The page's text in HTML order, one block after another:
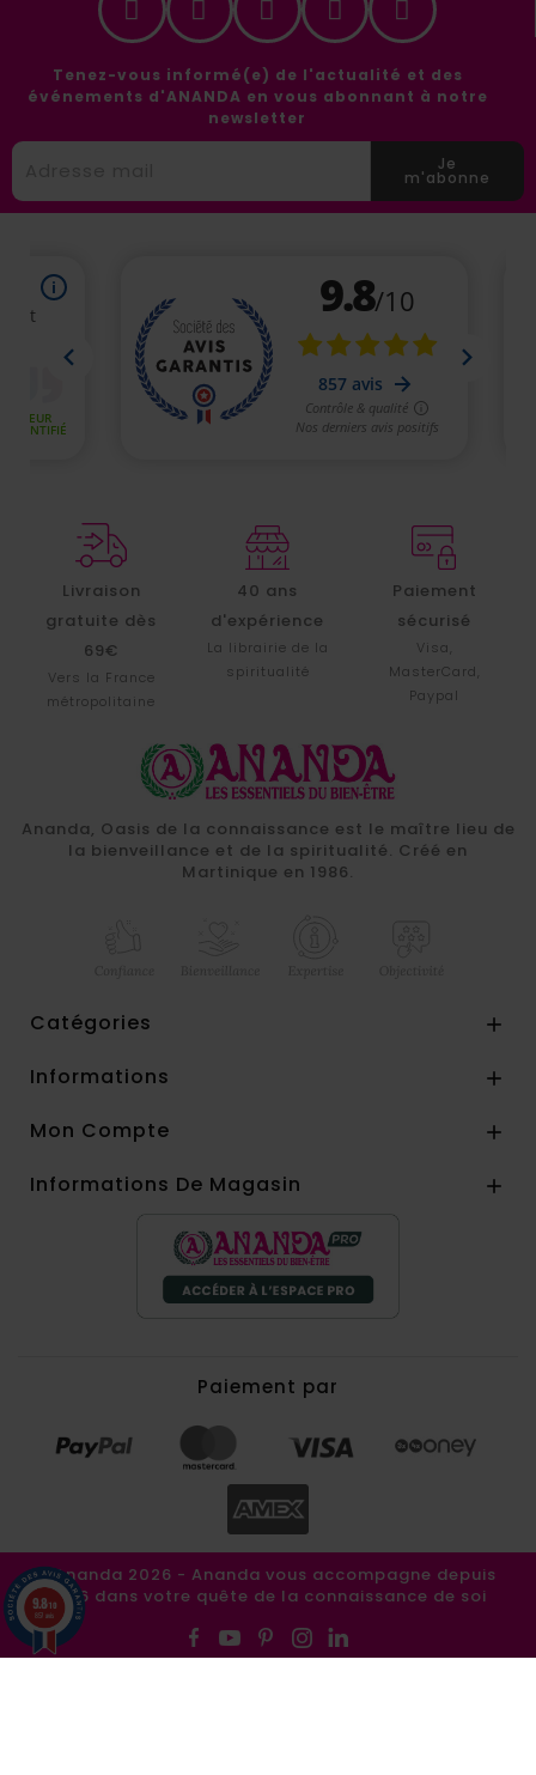
Tenez-vous informé(e) de l'actualité et des
événements d'ANANDA en vous abonnant à notre
newsletter
Je
m'abonne
Livraison
gratuite dès
69€
Vers la France
métropolitaine
40 ans
d'expérience
La librairie de la
spiritualité
Paiement
sécurisé
Visa,
MasterCard,
Paypal
Ananda, Oasis de la connaissance est le maître lieu de
la bienveillance et de la spiritualité. Créé en
Martinique en 1986.
Catégories 
Informations 
Mon Compte 
Informations De Magasin 
Paiement par
©Ananda 2026 - Ananda vous accompagne depuis
1986 dans votre quête de la connaissance de soi
9.8/10
857 avis